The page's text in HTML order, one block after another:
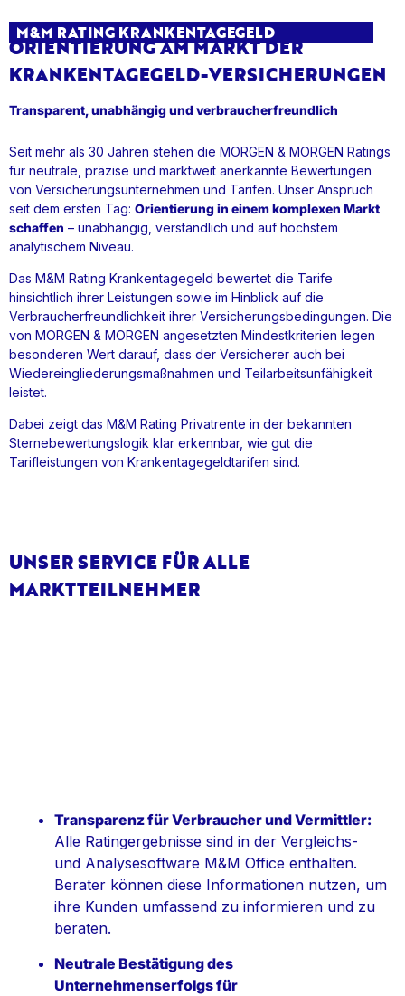
M&M RATING KRANKENTAGEGELD
ORIENTIERUNG AM MARKT DER
KRANKENTAGEGELD-VERSICHERUNGEN
Transparent, unabhängig und verbraucherfreundlich
Seit mehr als 30 Jahren stehen die MORGEN & MORGEN Ratings
für neutrale, präzise und marktweit anerkannte Bewertungen
von Versicherungsunternehmen und Tarifen. Unser Anspruch
seit dem ersten Tag: Orientierung in einem komplexen Markt
schaffen – unabhängig, verständlich und auf höchstem
analytischem Niveau.
Das M&M Rating Krankentagegeld bewertet die Tarife
hinsichtlich ihrer Leistungen sowie im Hinblick auf die
Verbraucherfreundlichkeit ihrer Versicherungsbedingungen. Die
von MORGEN & MORGEN angesetzten Mindestkriterien legen
besonderen Wert darauf, dass der Versicherer auch bei
Wiedereingliederungsmaßnahmen und Teilarbeitsunfähigkeit
leistet.
Dabei zeigt das M&M Rating Privatrente in der bekannten
Sternebewertungslogik klar erkennbar, wie gut die
Tarifleistungen von Krankentagegeldtarifen sind.
UNSER SERVICE FÜR ALLE
MARKTTEILNEHMER
Transparenz für Verbraucher und Vermittler:
Alle Ratingergebnisse sind in der Vergleichs-
und Analysesoftware M&M Office enthalten.
Berater können diese Informationen nutzen, um
ihre Kunden umfassend zu informieren und zu
beraten.
Neutrale Bestätigung des
Unternehmenserfolgs für